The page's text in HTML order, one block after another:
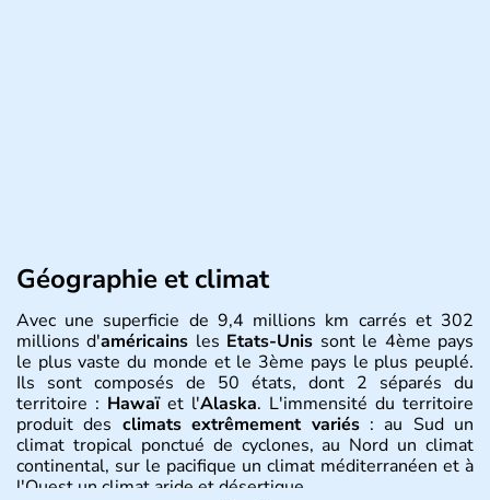
Géographie et climat
Avec une superficie de 9,4 millions km carrés et 302
millions d'américains les Etats-Unis sont le 4ème pays
le plus vaste du monde et le 3ème pays le plus peuplé.
Ils sont composés de 50 états, dont 2 séparés du
territoire : Hawaïet l'Alaska. L'immensité du territoire
produit des climats extrêmement variés: au Sud un
climat tropical ponctué de cyclones, au Nord un climat
continental, sur le pacifique un climat méditerranéen et à
l'Ouest un climat aride et désertique.